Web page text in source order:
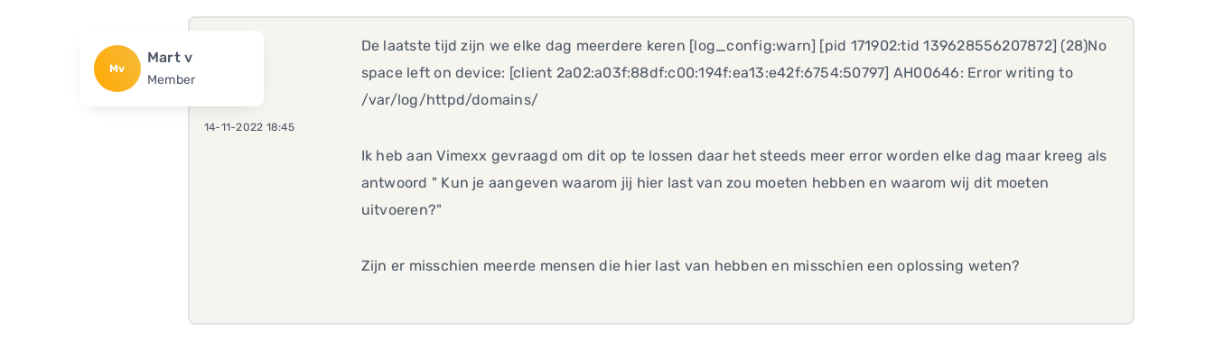
Mv
Mart v
Member
14-11-2022 18:45
De laatste tijd zijn we elke dag meerdere keren [log_config:warn] [pid 171902:tid 139628556207872] (28)No
space left on device: [client 2a02:a03f:88df:c00:194f:ea13:e42f:6754:50797] AH00646: Error writing to
/var/log/httpd/domains/
Ik heb aan Vimexx gevraagd om dit op te lossen daar het steeds meer error worden elke dag maar kreeg als
antwoord " Kun je aangeven waarom jij hier last van zou moeten hebben en waarom wij dit moeten
uitvoeren?"
Zijn er misschien meerde mensen die hier last van hebben en misschien een oplossing weten?